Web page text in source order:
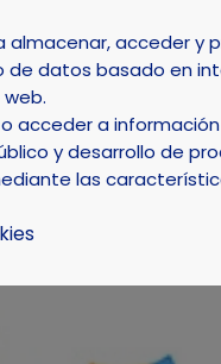
LA NUCÍA
acceder y
datos basado en
acceder a
y desarrollo de
las